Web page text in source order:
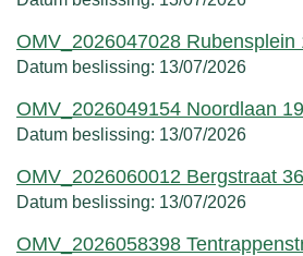
OMV_2026047028 Rubensplein
Datum beslissing: 13/07/2026
OMV_2026049154 Noordlaan 19
Datum beslissing: 13/07/2026
OMV_2026060012 Bergstraat 36
Datum beslissing: 13/07/2026
OMV_2026058398